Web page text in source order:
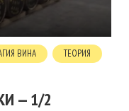
ВИНА
ТЕОРИЯ
— 1/2